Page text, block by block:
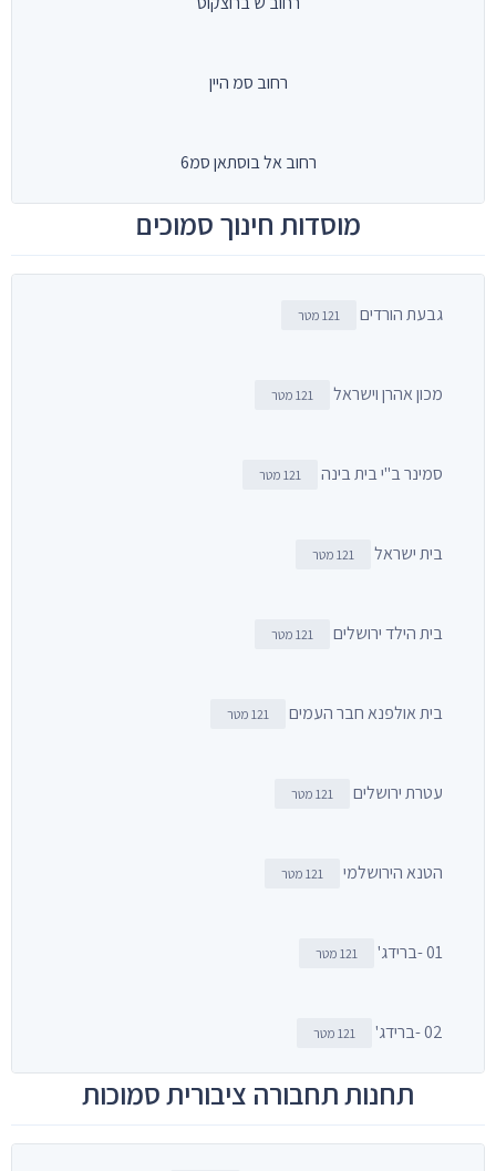
רחוב סמ היין
רחוב אל בוסתאן סמ6
מוסדות חינוך סמוכים
גבעת הורדים 121 מטר
מכון אהרן וישראל 121 מטר
סמינר ב"י בית בינה 121 מטר
בית ישראל 121 מטר
בית הילד ירושלים 121 מטר
בית אולפנא חבר העמים 121 מטר
עטרת ירושלים 121 מטר
הטנא הירושלמי 121 מטר
01 -ברידג' 121 מטר
02 -ברידג' 121 מטר
תחנות תחבורה ציבורית סמוכות